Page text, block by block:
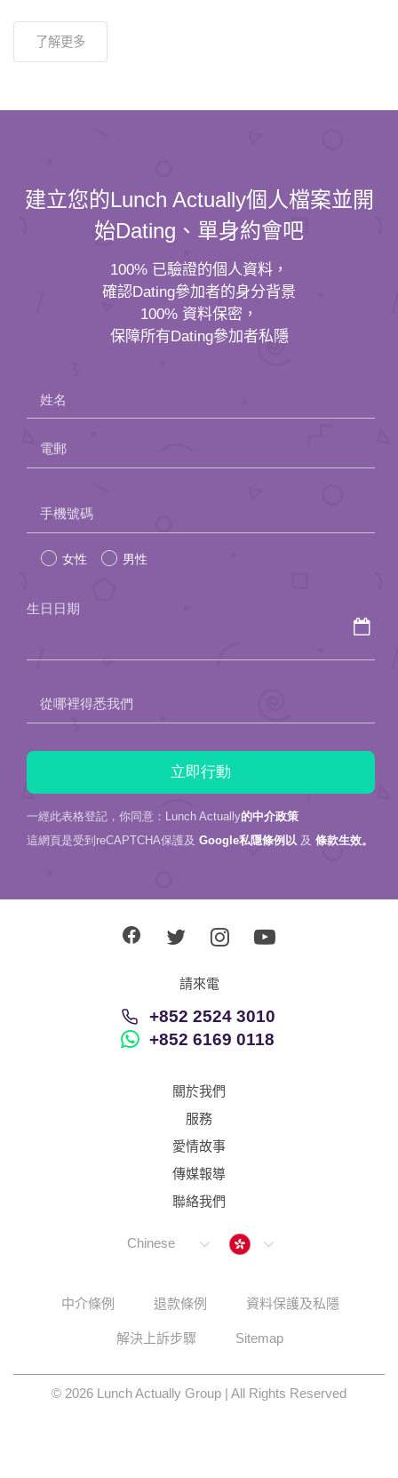
了解更多
建立您的Lunch Actually個人檔案並開
始Dating、單身約會吧
100% 已驗證的個人資料，
確認Dating參加者的身分背景
100% 資料保密，
保障所有Dating參加者私隱
姓名
電郵
leave
this
手機號碼
女性 男性
生日日期
從哪裡得悉我們
一經此表格登記，你同意：Lunch Actually的中介政策
這網頁是受到reCAPTCHA保護及 Google私隱條例以 及 條款生效。
請來電
+852 2524 3010
+852 6169 0118
關於我們
服務
愛情故事
傳媒報導
聯絡我們
Chinese Hong Kong
中介條例 退款條例 資料保護及私隱
解決上訴步驟 Sitemap
© 2026 Lunch Actually Group | All Rights Reserved